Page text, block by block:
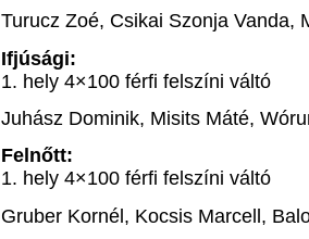
Turucz Zoé, Csikai Szonja Vanda,
Ifjúsági:
1. hely 4×100 férfi felszíni váltó
Juhász Dominik, Misits Máté,
Felnőtt:
1. hely 4×100 férfi felszíni váltó
Gruber Kornél, Kocsis Marcell,